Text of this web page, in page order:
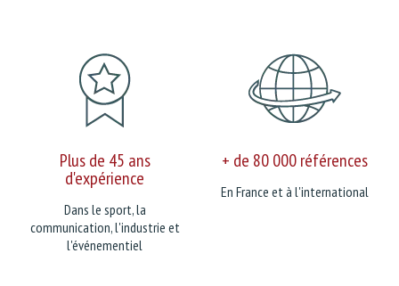
Plus de 45 ans
d'expérience
Dans le sport, la
communication, l'industrie et
l'événementiel
+ de 80 000 références
En France et à l'international